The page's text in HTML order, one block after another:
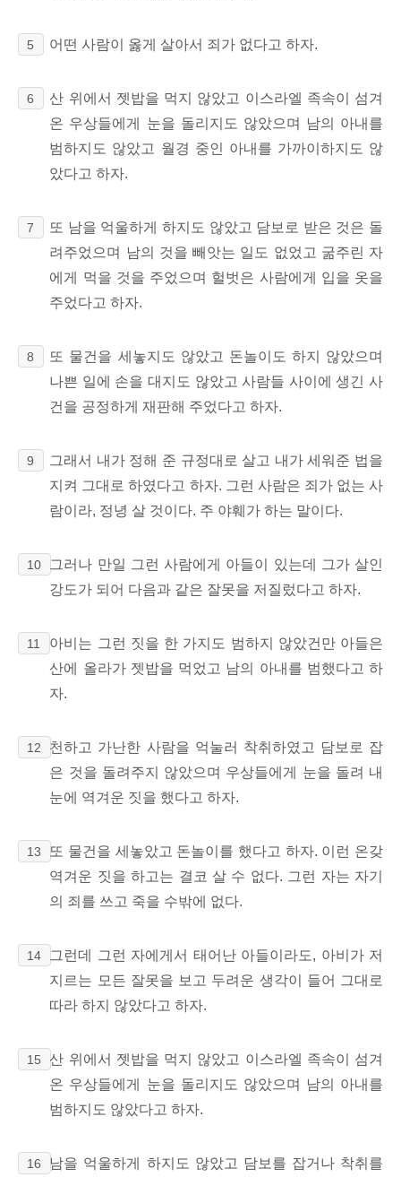
5 어떤 사람이 옳게 살아서 죄가 없다고 하자.
6
산 위에서 젯밥을 먹지 않았고 이스라엘 족속이 섬겨
온 우상들에게 눈을 돌리지도 않았으며 남의 아내를
범하지도 않았고 월경 중인 아내를 가까이하지도 않
았다고 하자.
7
또 남을 억울하게 하지도 않았고 담보로 받은 것은 돌
려주었으며 남의 것을 빼앗는 일도 없었고 굶주린 자
에게 먹을 것을 주었으며 헐벗은 사람에게 입을 옷을
주었다고 하자.
8
또 물건을 세놓지도 않았고 돈놀이도 하지 않았으며
나쁜 일에 손을 대지도 않았고 사람들 사이에 생긴 사
건을 공정하게 재판해 주었다고 하자.
9
그래서 내가 정해 준 규정대로 살고 내가 세워준 법을
지켜 그대로 하였다고 하자. 그런 사람은 죄가 없는 사
람이라, 정녕 살 것이다. 주 야훼가 하는 말이다.
10
그러나 만일 그런 사람에게 아들이 있는데 그가 살인
강도가 되어 다음과 같은 잘못을 저질렀다고 하자.
11
아비는 그런 짓을 한 가지도 범하지 않았건만 아들은
산에 올라가 젯밥을 먹었고 남의 아내를 범했다고 하
자.
12
천하고 가난한 사람을 억눌러 착취하였고 담보로 잡
은 것을 돌려주지 않았으며 우상들에게 눈을 돌려 내
눈에 역겨운 짓을 했다고 하자.
13
또 물건을 세놓았고 돈놀이를 했다고 하자. 이런 온갖
역겨운 짓을 하고는 결코 살 수 없다. 그런 자는 자기
의 죄를 쓰고 죽을 수밖에 없다.
14
그런데 그런 자에게서 태어난 아들이라도, 아비가 저
지르는 모든 잘못을 보고 두려운 생각이 들어 그대로
따라 하지 않았다고 하자.
15
산 위에서 젯밥을 먹지 않았고 이스라엘 족속이 섬겨
온 우상들에게 눈을 돌리지도 않았으며 남의 아내를
범하지도 않았다고 하자.
16 남을 억울하게 하지도 않았고 담보를 잡거나 착취를